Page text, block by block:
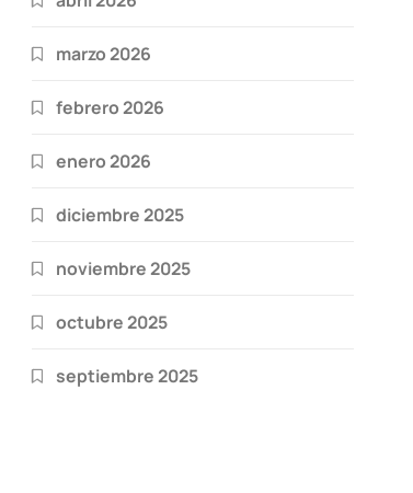
marzo 2026
febrero 2026
enero 2026
diciembre 2025
noviembre 2025
octubre 2025
septiembre 2025